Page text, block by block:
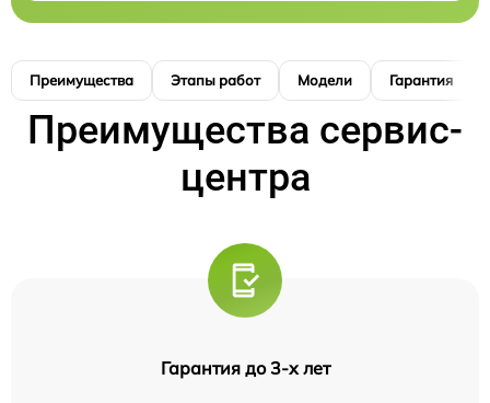
Преимущества Этапы работ Модели Гарантия
Преимущества сервис-
центра
Гарантия до 3-х лет